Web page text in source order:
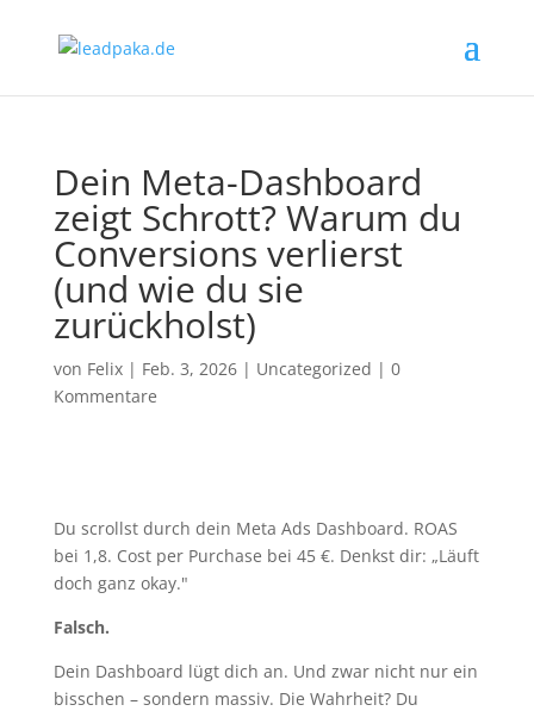
Dein Meta-Dashboard
zeigt Schrott? Warum du
Conversions verlierst
(und wie du sie
zurückholst)
von Felix| Feb. 3, 2026| Uncategorized | 0
Kommentare
Du scrollst durch dein Meta Ads Dashboard. ROAS
bei 1,8. Cost per Purchase bei 45 €. Denkst dir: „Läuft
doch ganz okay."
Falsch.
Dein Dashboard lügt dich an. Und zwar nicht nur ein
bisschen – sondern massiv. Die Wahrheit? Du